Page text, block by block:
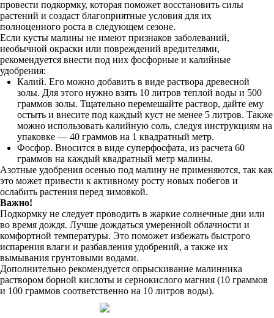
провести подкормку, которая поможет восстановить силы
растений и создаст благоприятные условия для их
полноценного роста в следующем сезоне.
Если кусты малины не имеют признаков заболеваний,
необычной окраски или повреждений вредителями,
рекомендуется внести под них фосфорные и калийные
удобрения:
Калий. Его можно добавить в виде раствора древесной
золы. Для этого нужно взять 10 литров теплой воды и 500
граммов золы. Тщательно перемешайте раствор, дайте ему
остыть и внесите под каждый куст не менее 5 литров. Также
можно использовать калийную соль, следуя инструкциям на
упаковке — 40 граммов на 1 квадратный метр.
Фосфор. Вносится в виде суперфосфата, из расчета 60
граммов на каждый квадратный метр малины.
Азотные удобрения осенью под малину не применяются, так как
это может привести к активному росту новых побегов и
ослабить растения перед зимовкой.
Важно!
Подкормку не следует проводить в жаркие солнечные дни или
во время дождя. Лучше дождаться умеренной облачности и
комфортной температуры. Это поможет избежать быстрого
испарения влаги и разбавления удобрений, а также их
вымывания грунтовыми водами.
Дополнительно рекомендуется опрыскивание малинника
раствором борной кислоты и сернокислого магния (10 граммов
и 100 граммов соответственно на 10 литров воды).